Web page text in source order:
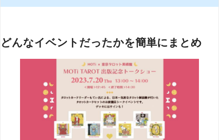
どんなイベントだったかを簡単にまとめ